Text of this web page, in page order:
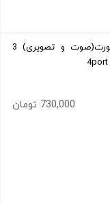
محافظ برق 4 پورت(صوت و تصویری) 3
730,000 تومان